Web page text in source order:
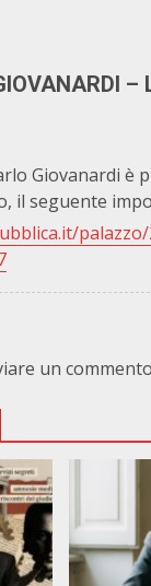
–
Giovanardi è
il seguente
un